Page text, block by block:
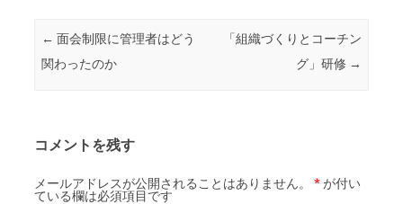
o
r
投稿ナビゲーション
← 面会制限に管理者はどう
関わったのか
「組織づくりとコーチン
グ」研修 →
コメントを残す
メールアドレスが公開されることはありません。 * が付い
ている欄は必須項目です